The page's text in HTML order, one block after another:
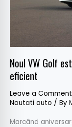
Noul VW Golf
eficient
Leave a Comment
Noutati auto / By
Marcând
inteligent